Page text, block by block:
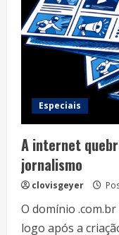
Especiais
A internet
jornalismo
clovisgeyer
O domínio
logo após a